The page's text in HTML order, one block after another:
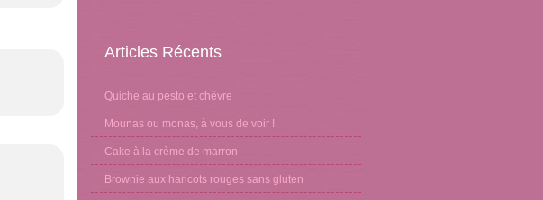
Articles Récents
Quiche au pesto et chêvre
Mounas ou monas, à vous de voir !
Cake à la crème de marron
Brownie aux haricots rouges sans gluten